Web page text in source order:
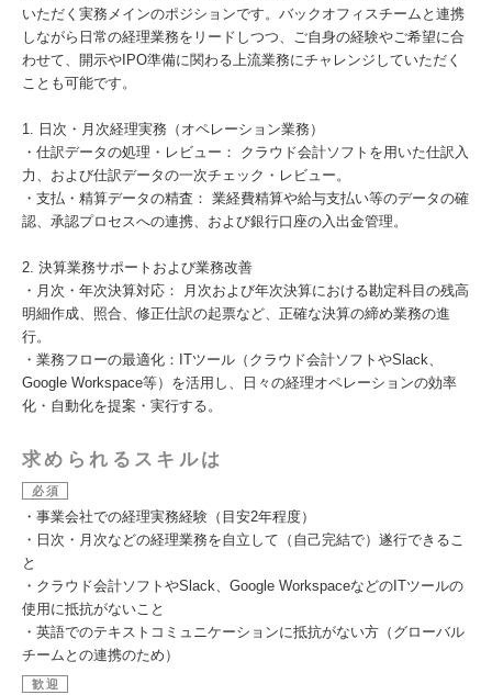
いただく実務メインのポジションです。バックオフィスチームと連携
しながら日常の経理業務をリードしつつ、ご自身の経験やご希望に合
わせて、開示やIPO準備に関わる上流業務にチャレンジしていただく
ことも可能です。
1. 日次・月次経理実務（オペレーション業務）
・仕訳データの処理・レビュー： クラウド会計ソフトを用いた仕訳入
力、および仕訳データの一次チェック・レビュー。
・支払・精算データの精査： 業経費精算や給与支払い等のデータの確
認、承認プロセスへの連携、および銀行口座の入出金管理。
2. 決算業務サポートおよび業務改善
・月次・年次決算対応： 月次および年次決算における勘定科目の残高
明細作成、照合、修正仕訳の起票など、正確な決算の締め業務の進
行。
・業務フローの最適化：ITツール（クラウド会計ソフトやSlack、
Google Workspace等）を活用し、日々の経理オペレーションの効率
化・自動化を提案・実行する。
求められるスキルは
必須
・事業会社での経理実務経験（目安2年程度）
・日次・月次などの経理業務を自立して（自己完結で）遂行できるこ
と
・クラウド会計ソフトやSlack、Google WorkspaceなどのITツールの
使用に抵抗がないこと
・英語でのテキストコミュニケーションに抵抗がない方（グローバル
チームとの連携のため）
歓迎